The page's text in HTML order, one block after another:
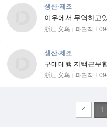
생산·제조
이우에서 무역하고
浙江 义乌 파견직
생산·제조
구매대행 자택근무
浙江 义乌 파견직
1